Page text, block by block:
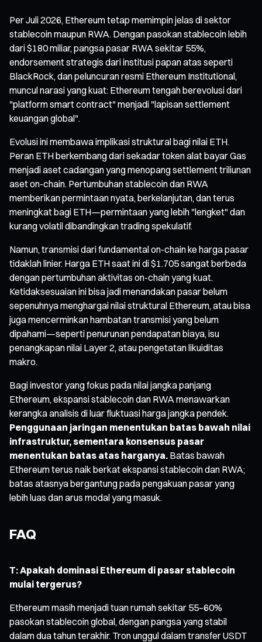
Per Juli 2026, Ethereum tetap memimpin jelas di sektor
stablecoin maupun RWA. Dengan pasokan stablecoin lebih
dari $180 miliar, pangsa pasar RWA sekitar 55%,
endorsement strategis dari institusi papan atas seperti
BlackRock, dan peluncuran resmi Ethereum Institutional,
muncul narasi yang kuat: Ethereum tengah berevolusi dari
"platform smart contract" menjadi "lapisan settlement
keuangan global".
Evolusi ini membawa implikasi struktural bagi nilai ETH.
Peran ETH berkembang dari sekadar token alat bayar Gas
menjadi aset cadangan yang menopang settlement triliunan
aset on-chain. Pertumbuhan stablecoin dan RWA
memberikan permintaan nyata, berkelanjutan, dan terus
meningkat bagi ETH—permintaan yang lebih "lengket" dan
kurang volatil dibandingkan trading spekulatif.
Namun, transmisi dari fundamental on-chain ke harga pasar
tidaklah linier. Harga ETH saat ini di $1.705 sangat berbeda
dengan pertumbuhan aktivitas on-chain yang kuat.
Ketidaksesuaian ini bisa jadi menandakan pasar belum
sepenuhnya menghargai nilai struktural Ethereum, atau bisa
juga mencerminkan hambatan transmisi yang belum
dipahami—seperti penurunan pendapatan biaya, isu
penangkapan nilai Layer 2, atau pengetatan likuiditas
makro.
Bagi investor yang fokus pada nilai jangka panjang
Ethereum, ekspansi stablecoin dan RWA menawarkan
kerangka analisis di luar fluktuasi harga jangka pendek.
Penggunaan jaringan menentukan batas bawah nilai
infrastruktur, sementara konsensus pasar
menentukan batas atas harganya. Batas bawah
Ethereum terus naik berkat ekspansi stablecoin dan RWA;
batas atasnya bergantung pada pengakuan pasar yang
lebih luas dan arus modal yang masuk.
FAQ
T: Apakah dominasi Ethereum di pasar stablecoin
mulai tergerus?
Ethereum masih menjadi tuan rumah sekitar 55–60%
pasokan stablecoin global, dengan pangsa yang stabil
dalam dua tahun terakhir. Tron unggul dalam transfer USDT